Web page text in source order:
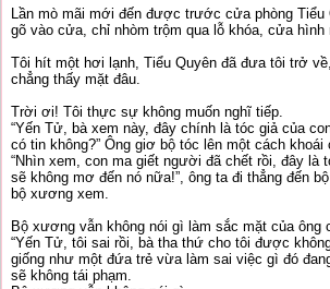
Lần mò mãi mới đến được trước cửa phòng Tiểu
gõ vào cửa, chỉ nhòm trộm qua lỗ khóa, cửa hình
Tôi hít một hơi lạnh, Tiểu Quyên đã đưa tôi trở
chẳng thấy mặt đâu.
Trời ơi! Tôi thực sự không muốn nghĩ tiếp.
“Yến Tử, bà xem này, đây chính là tóc giả của
có tin không?” Ông giơ bộ tóc lên một cách
“Nhìn xem, con ma giết người đã chết rồi, đây là
sẽ không mơ đến nó nữa!”, ông ta đi thẳng đến
bộ xương xem.
Bộ xương vẫn không nói gì làm sắc mặt của ông
“Yến Tử, tôi sai rồi, bà tha thứ cho tôi được
giống như một đứa trẻ vừa làm sai việc gì đó
sẽ không tái phạm.